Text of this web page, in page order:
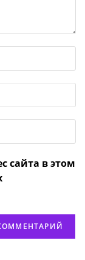
сайта в этом